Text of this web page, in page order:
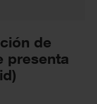
de
presenta